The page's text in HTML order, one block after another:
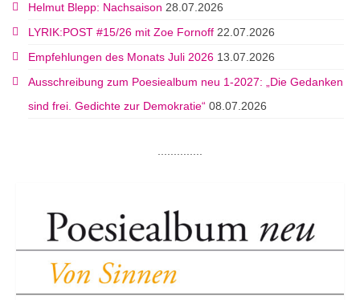
Helmut Blepp: Nachsaison 28.07.2026
LYRIK:POST #15/26 mit Zoe Fornoff 22.07.2026
Empfehlungen des Monats Juli 2026 13.07.2026
Ausschreibung zum Poesiealbum neu 1-2027: „Die Gedanken
sind frei. Gedichte zur Demokratie“ 08.07.2026